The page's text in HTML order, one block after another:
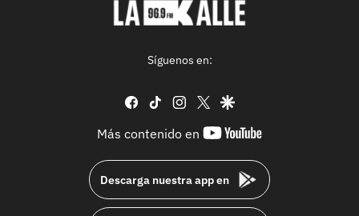
Síguenos en:
facebook
tiktok instagram
twittergoogle
Más contenido en
youtube-
Descarga nuestra app en